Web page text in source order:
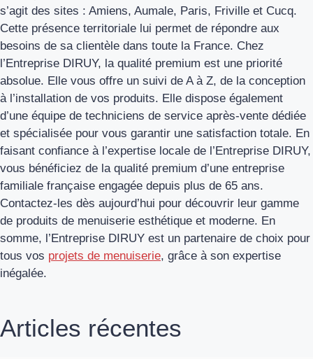
s’agit des sites : Amiens, Aumale, Paris, Friville et Cucq.
Cette présence territoriale lui permet de répondre aux
besoins de sa clientèle dans toute la France. Chez
l’Entreprise DIRUY, la qualité premium est une priorité
absolue. Elle vous offre un suivi de A à Z, de la conception
à l’installation de vos produits. Elle dispose également
d’une équipe de techniciens de service après-vente dédiée
et spécialisée pour vous garantir une satisfaction totale. En
faisant confiance à l’expertise locale de l’Entreprise DIRUY,
vous bénéficiez de la qualité premium d’une entreprise
familiale française engagée depuis plus de 65 ans.
Contactez-les dès aujourd’hui pour découvrir leur gamme
de produits de menuiserie esthétique et moderne. En
somme, l’Entreprise DIRUY est un partenaire de choix pour
tous vos projets de menuiserie, grâce à son expertise
inégalée.
Articles récentes